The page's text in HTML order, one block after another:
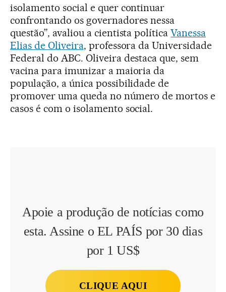
isolamento social e quer continuar
confrontando os governadores nessa
questão”, avaliou a cientista políticaVanessa
Elias de Oliveira, professora da Universidade
Federal do ABC. Oliveira destaca que, sem
vacina para imunizar a maioria da
população, a única possibilidade de
promover uma queda no número de mortos e
casos é com o isolamento social.
Apoie a produção de notícias como
esta. Assine o EL PAÍS por 30 dias
por 1 US$
CLIQUE AQUI